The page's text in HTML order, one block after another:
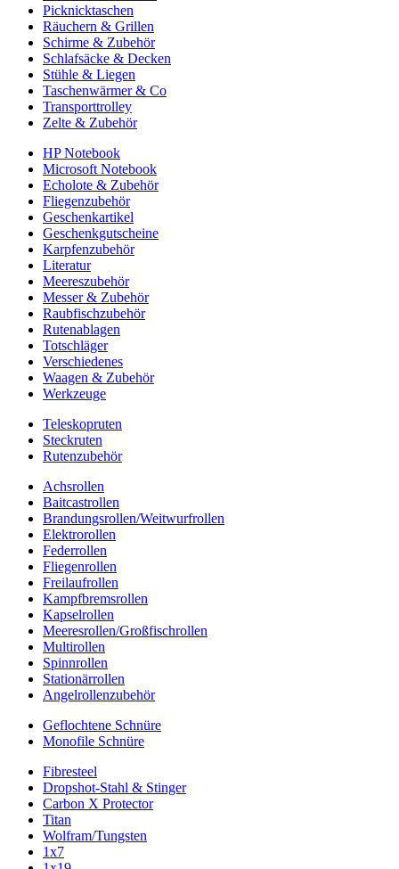
Picknicktaschen
Räuchern & Grillen
Schirme & Zubehör
Schlafsäcke & Decken
Stühle & Liegen
Taschenwärmer & Co
Transporttrolley
Zelte & Zubehör
HP Notebook
Microsoft Notebook
Echolote & Zubehör
Fliegenzubehör
Geschenkartikel
Geschenkgutscheine
Karpfenzubehör
Literatur
Meereszubehör
Messer & Zubehör
Raubfischzubehör
Rutenablagen
Totschläger
Verschiedenes
Waagen & Zubehör
Werkzeuge
Teleskopruten
Steckruten
Rutenzubehör
Achsrollen
Baitcastrollen
Brandungsrollen/Weitwurfrollen
Elektrorollen
Federrollen
Fliegenrollen
Freilaufrollen
Kampfbremsrollen
Kapselrollen
Meeresrollen/Großfischrollen
Multirollen
Spinnrollen
Stationärrollen
Angelrollenzubehör
Geflochtene Schnüre
Monofile Schnüre
Fibresteel
Dropshot-Stahl & Stinger
Carbon X Protector
Titan
Wolfram/Tungsten
1x7